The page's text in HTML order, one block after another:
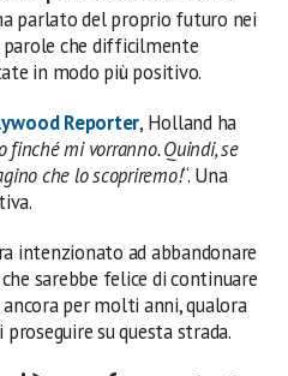
parlato del proprio futuro nei
parole che difficilmente
in modo più positivo.
Reporter, Holland ha
finché mi vorranno. Quindi, se
che lo scopriremo!“. Una
intenzionato ad abbandonare
sarebbe felice di continuare
ancora per molti anni, qualora
su questa strada.